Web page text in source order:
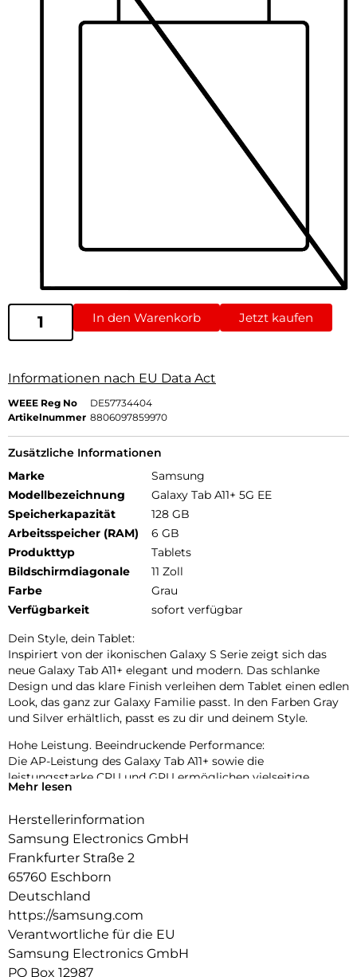
In den Warenkorb Jetzt kaufen
Informationen nach EU Data Act
WEEE Reg No
DE57734404
Artikelnummer 8806097859970
Zusätzliche Informationen
Marke
Samsung
Modellbezeichnung
Galaxy Tab A11+ 5G EE
Speicherkapazität
128 GB
Arbeitsspeicher (RAM)
6 GB
Produkttyp
Tablets
Bildschirmdiagonale
11 Zoll
Farbe
Grau
Verfügbarkeit
sofort verfügbar
Dein Style, dein Tablet:
Inspiriert von der ikonischen Galaxy S Serie zeigt sich das
neue Galaxy Tab A11+ elegant und modern. Das schlanke
Design und das klare Finish verleihen dem Tablet einen edlen
Look, das ganz zur Galaxy Familie passt. In den Farben Gray
und Silver erhältlich, passt es zu dir und deinem Style.
Hohe Leistung. Beeindruckende Performance:
Die AP-Leistung des Galaxy Tab A11+ sowie die
leistungsstarke CPU und GPU ermöglichen vielseitige
Nutzung ohne Unterbrechung. Es unterstützt Aufgaben von
mehr.
Sprich mit Google Gemini über das, was du siehst:
Galaxy Tab A11+ , um direkt Unterstützung zu erhalten.
Drücke einfach die Seitentaste und teile deinen Bildschirm
oder die Kameraperspektive mit Google Gemini. So kannst
du entspannte Gespräche führen und die Antworten
bekommen, die du brauchst.
Mehr lesen
Herstellerinformation
Samsung Electronics GmbH
Frankfurter Straße 2
65760 Eschborn
Deutschland
https://samsung.com
Verantwortliche für die EU
Samsung Electronics GmbH
PO Box 12987